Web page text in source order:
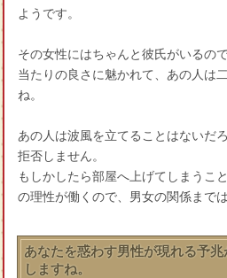
ようです。
その女性にはちゃんと彼氏がいるの
当たりの良さに魅かれて、あの人は
ね。
あの人は波風を立てることはないだ
拒否しません。
もしかしたら部屋へ上げてしまうこ
の理性が働くので、男女の関係まで
あなたを惑わす男性が現れる予
しますね。